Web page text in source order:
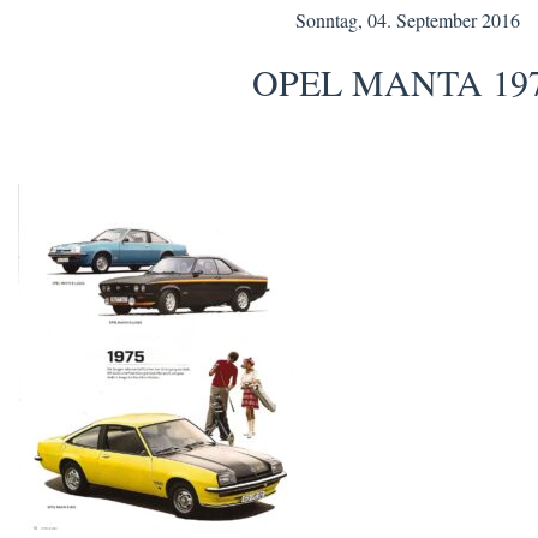
Sonntag, 04. September 2016
OPEL MANTA